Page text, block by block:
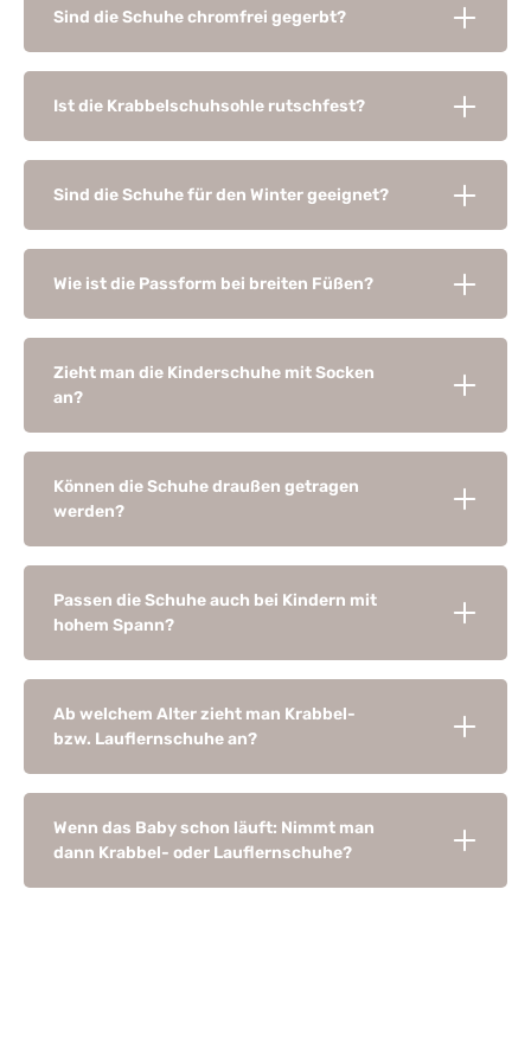
Sind die Schuhe chromfrei gegerbt?
Ist die Krabbelschuhsohle rutschfest?
Sind die Schuhe für den Winter geeignet?
Wie ist die Passform bei breiten Füßen?
Zieht man die Kinderschuhe mit Socken
an?
Können die Schuhe draußen getragen
werden?
Passen die Schuhe auch bei Kindern mit
hohem Spann?
Ab welchem Alter zieht man Krabbel-
bzw. Lauflernschuhe an?
Wenn das Baby schon läuft: Nimmt man
dann Krabbel- oder Lauflernschuhe?